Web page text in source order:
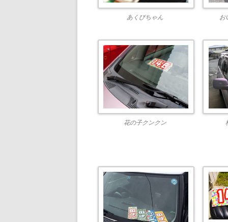
あくびちゃん お
花の子クンクン